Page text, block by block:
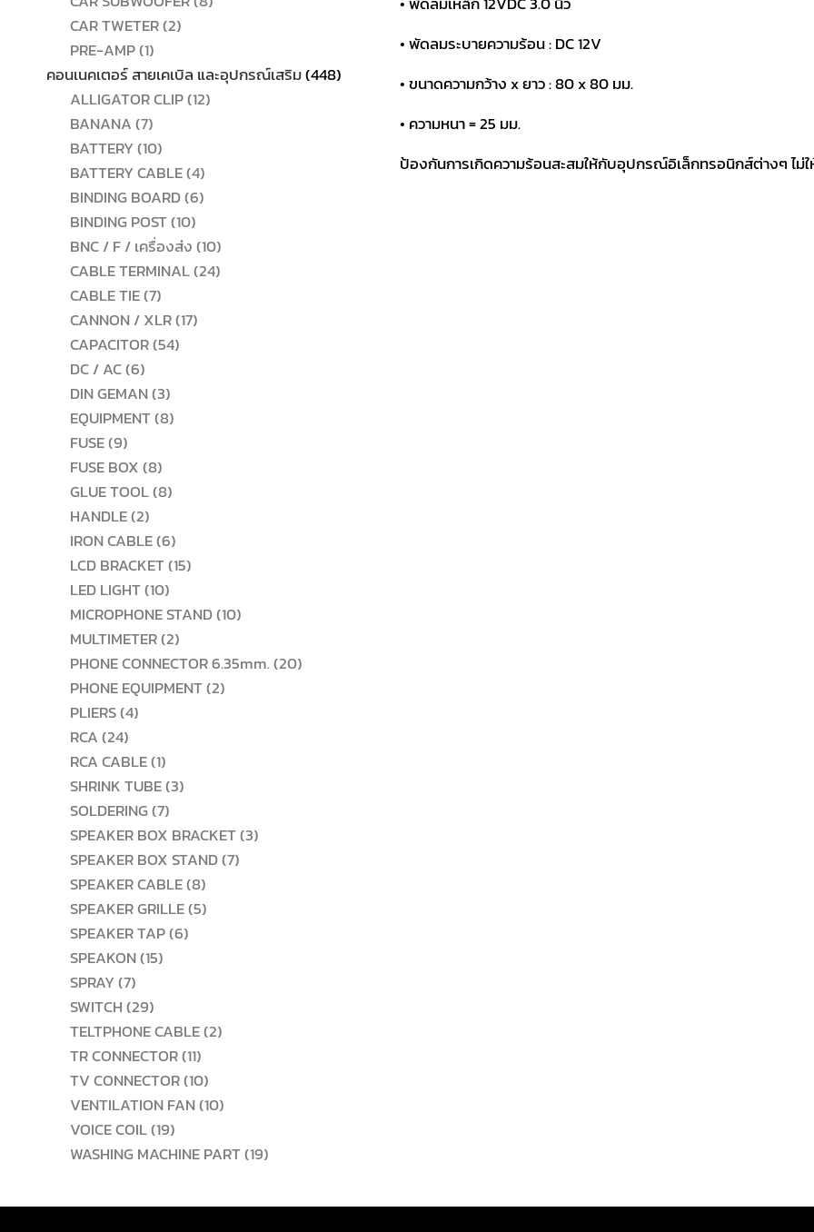
CAR TWETER 22
PRE-AMP 11
สินค้า
คอนเนคเตอร์ สายเคเบิล และอุปกรณ์เสริม 448448
ALLIGATOR CLIP 1212
BANANA 77
สินค้า
BATTERY 1010
สินค้า
BATTERY CABLE 44
สินค้า
BINDING BOARD 66
BINDING POST 1010
สินค้า
BNC / F / เครื่องส่ง 1010
สินค้า
CABLE TERMINAL 2424
CABLE TIE 77
สินค้า
CANNON / XLR 1717
CAPACITOR 5454
DC / AC 66
สินค้า
DIN GEMAN 33
สินค้า
EQUIPMENT 88
FUSE 99
สินค้า
FUSE BOX 88
สินค้า
GLUE TOOL 88
HANDLE 22
สินค้า
IRON CABLE 66
สินค้า
LCD BRACKET 1515
LED LIGHT 1010
สินค้า
MICROPHONE STAND 1010
MULTIMETER 22
สินค้า
PHONE CONNECTOR 6.35mm. 2020
PHONE EQUIPMENT 22
PLIERS 44
RCA 2424
สินค้า
RCA CABLE 11
สินค้า
SHRINK TUBE 33
SOLDERING 77
สินค้า
SPEAKER BOX BRACKET 33
SPEAKER BOX STAND 77
SPEAKER CABLE 88
สินค้า
SPEAKER GRILLE 55
SPEAKER TAP 66
SPEAKON 1515
SPRAY 77
สินค้า
SWITCH 2929
สินค้า
TELTPHONE CABLE 22
TR CONNECTOR 1111
สินค้า
TV CONNECTOR 1010
สินค้า
VENTILATION FAN 1010
VOICE COIL 1919
สินค้า
WASHING MACHINE PART 1919
• พัดลมระบายความร้อน : DC 12V
• ขนาดความกว้าง x ยาว : 80 x 80 มม.
• ความหนา = 25 มม.
ป้องกันการเกิดความร้อนสะสมให้กับอุปกรณ์อิเล็กทรอนิกส์ต่างๆ ไม่ใ